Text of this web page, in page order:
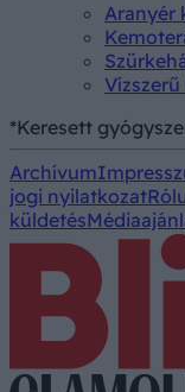
Aranyér
*Keresett
Archívum
jogi nyilatkozat
küldetés